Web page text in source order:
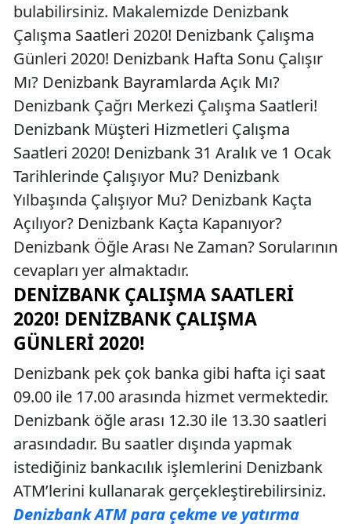
bulabilirsiniz. Makalemizde Denizbank
Çalışma Saatleri 2020! Denizbank Çalışma
Günleri 2020! Denizbank Hafta Sonu Çalışır
Mı? Denizbank Bayramlarda Açık Mı?
Denizbank Çağrı Merkezi Çalışma Saatleri!
Denizbank Müşteri Hizmetleri Çalışma
Saatleri 2020! Denizbank 31 Aralık ve 1 Ocak
Tarihlerinde Çalışıyor Mu? Denizbank
Yılbaşında Çalışıyor Mu? Denizbank Kaçta
Açılıyor? Denizbank Kaçta Kapanıyor?
Denizbank Öğle Arası Ne Zaman? Sorularının
cevapları yer almaktadır.
DENIZBANK ÇALIŞMA SAATLERI
2020! DENIZBANK ÇALIŞMA
GÜNLERI 2020!
Denizbank pek çok banka gibi hafta içi saat
09.00 ile 17.00 arasında hizmet vermektedir.
Denizbank öğle arası 12.30 ile 13.30 saatleri
arasındadır. Bu saatler dışında yapmak
istediğiniz bankacılık işlemlerini Denizbank
ATM’lerini kullanarak gerçekleştirebilirsiniz.
Denizbank ATM para çekme ve yatırma